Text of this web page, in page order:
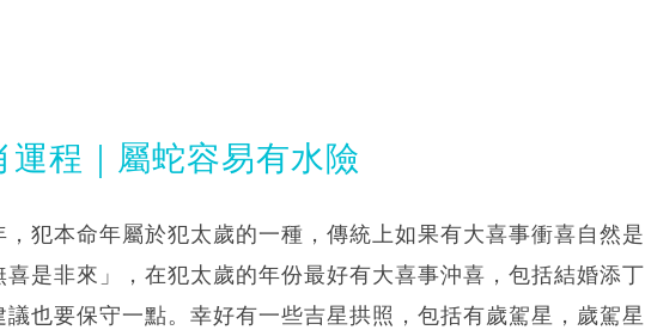
程｜屬蛇容易有水險
犯本命年屬於犯太歲的一種，傳統上如果有大喜事衝喜自然是
是非來」，在犯太歲的年份最好有大喜事沖喜，包括結婚添丁
也要保守一點。幸好有一些吉星拱照，包括有歲駕星，歲駕星